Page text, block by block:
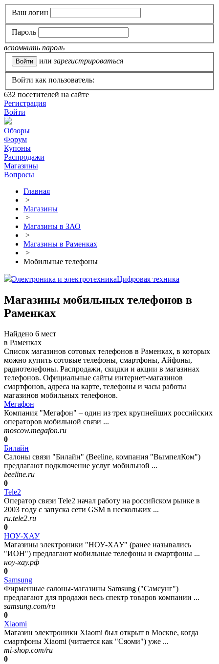
Ваш логин
Пароль
вспомнить пароль
или зарегистрироваться
Войти как пользователь:
632 посетителей на сайте
Регистрация
Войти
Обзоры
Форум
Купоны
Распродажи
Магазины
Вопросы
Главная
>
Магазины
>
Магазины в ЗАО
>
Магазины в Раменках
>
Мобильные телефоны
Электроника и электротехникаЦифровая техника
Магазины мобильных телефонов в
Раменках
Найдено 6 мест
в Раменках
Список магазинов сотовых телефонов в Раменках, в которых
можно купить сотовые телефоны, смартфоны, Айфоны,
радиотелефоны. Распродажи, скидки и акции в магазинах
телефонов. Официальные сайты интернет-магазинов
смартфонов, адреса на карте, телефоны и часы работы
магазинов мобильных телефонов.
Мегафон
Компания "Мегафон" – один из трех крупнейших российских
операторов мобильной связи ...
moscow.megafon.ru
0
Билайн
Салоны связи "Билайн" (Beeline, компания "ВымпелКом")
предлагают подключение услуг мобильной ...
beeline.ru
0
Tele2
Оператор связи Tele2 начал работу на российском рынке в
2003 году с запуска сети GSM в нескольких ...
ru.tele2.ru
0
НОУ-ХАУ
Магазины электроники "НОУ-ХАУ" (ранее назывались
"ИОН") предлагают мобильные телефоны и смартфоны ...
ноу-хау.рф
0
Samsung
Фирменные салоны-магазины Samsung ("Самсунг")
предлагают для продажи весь спектр товаров компании ...
samsung.com/ru
0
Xiaomi
Магазин электроники Xiaomi был открыт в Москве, когда
смартфоны Xiaomi (читается как "Сяоми") уже ...
mi-shop.com/ru
0